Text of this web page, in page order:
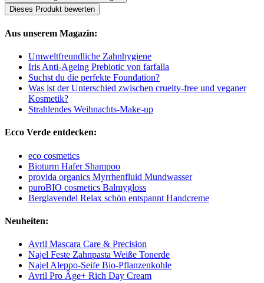
Dieses Produkt bewerten
Aus unserem Magazin:
Umweltfreundliche Zahnhygiene
Iris Anti-Ageing Prebiotic von farfalla
Suchst du die perfekte Foundation?
Was ist der Unterschied zwischen cruelty-free und veganer
Kosmetik?
Strahlendes Weihnachts-Make-up
Ecco Verde entdecken:
eco cosmetics
Bioturm Hafer Shampoo
provida organics Myrrhenfluid Mundwasser
puroBIO cosmetics Balmygloss
Berglavendel Relax schön entspannt Handcreme
Neuheiten:
Avril Mascara Care & Precision
Najel Feste Zahnpasta Weiße Tonerde
Najel Aleppo-Seife Bio-Pflanzenkohle
Avril Pro Âge+ Rich Day Cream